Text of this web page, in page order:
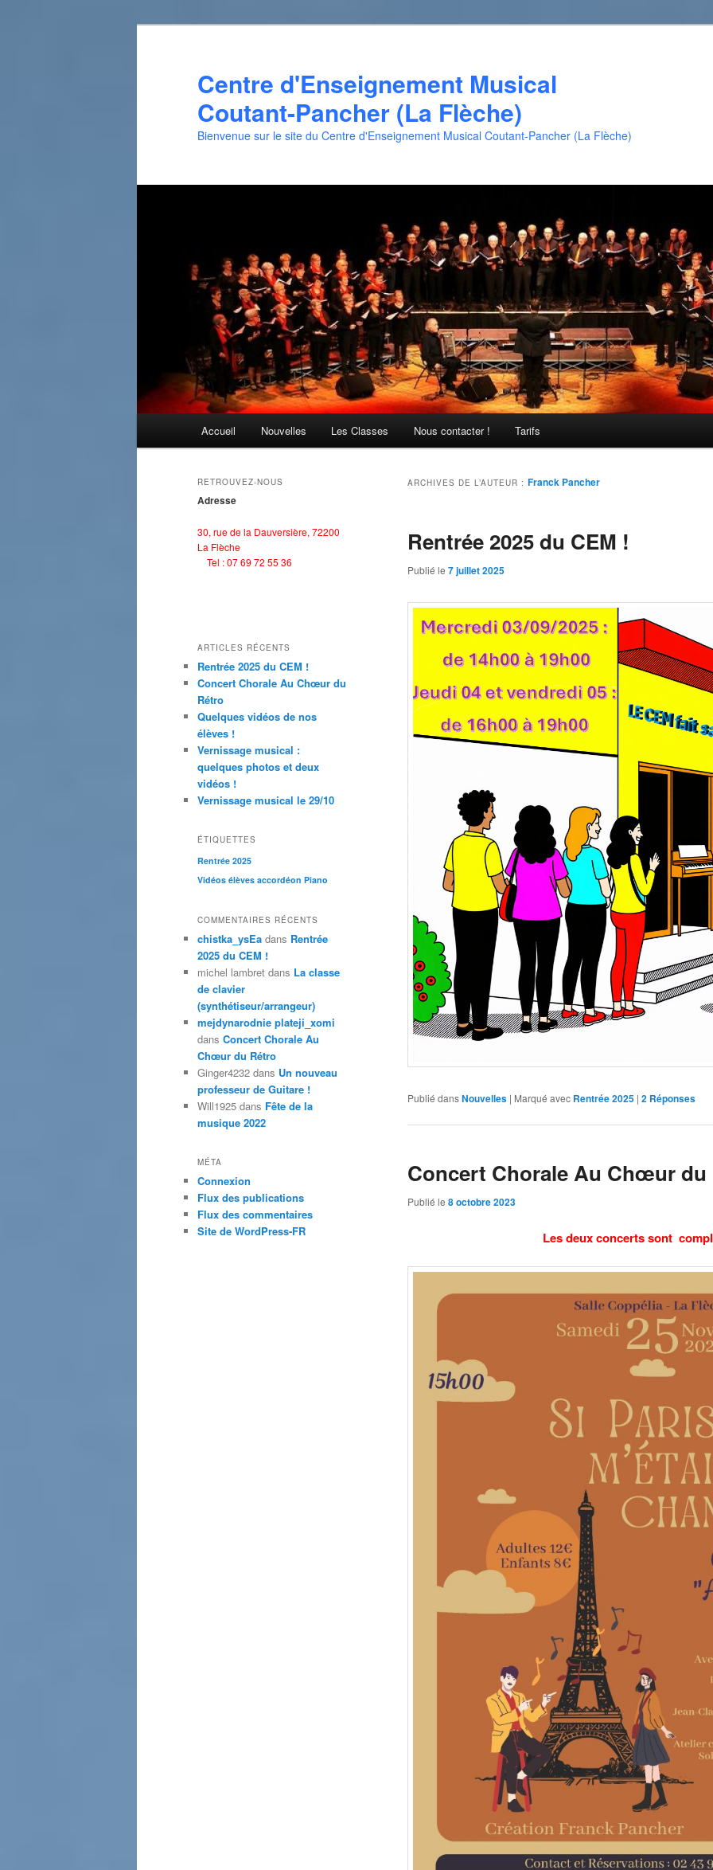
Centre d'Enseignement Musical
Coutant-Pancher (La Flèche)
Bienvenue sur le site du Centre d'Enseignement Musical Coutant-Pancher (La Flèche)
Accueil Nouvelles Les Classes Nous contacter ! Tarifs
ARCHIVES DE L’AUTEUR : Franck Pancher
Rentrée 2025 du CEM !
Publié le 7 juillet 2025
Publié dansNouvelles | Marqué avec Rentrée 2025 | 2 Réponses
Concert Chorale Au Chœur du
Publié le 8 octobre 2023
Les deux concerts sont
RETROUVEZ-NOUS
Adresse
30, rue de la Dauversière, 72200
La Flèche
Tel : 07 69 72 55 36
ARTICLES RÉCENTS
Rentrée 2025 du CEM !
Concert Chorale Au Chœur du
Rétro
Quelques vidéos de nos
élèves !
Vernissage musical :
quelques photos et deux
vidéos !
Vernissage musical le 29/10
ÉTIQUETTES
Rentrée 2025
Vidéos élèves accordéon Piano
COMMENTAIRES RÉCENTS
chistka_ysEa dans Rentrée
2025 du CEM !
michel lambret dans La classe
de clavier
(synthétiseur/arrangeur)
mejdynarodnie plateji_xomi
dans Concert Chorale Au
Chœur du Rétro
Ginger4232 dans Un nouveau
professeur de Guitare !
Will1925 dans Fête de la
musique 2022
MÉTA
Connexion
Flux des publications
Flux des commentaires
Site de WordPress-FR